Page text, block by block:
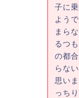
子に
よう
まら
るつ
の都
らな
思い
っち